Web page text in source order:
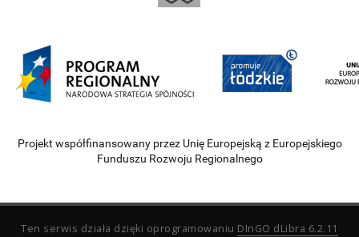
Projekt współfinansowany przez Unię Europejską z Europejskiego
Funduszu Rozwoju Regionalnego
Ten serwis działa dzięki oprogramowaniu DInGO dLibra 6.2.11